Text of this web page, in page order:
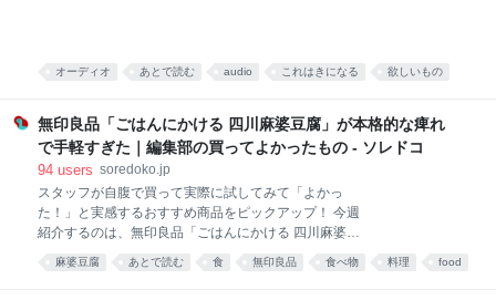
キャラの描かれた、真っ赤な小袋をくれました。 なん
していなか
オーディオ あとで読む audio これはきになる 欲しいもの
無印良品「ごはんにかける 四川麻婆豆腐」が本格的な痺れ
で手軽すぎた｜編集部の買ってよかったもの - ソレドコ
94 users soredoko.jp
スタッフが自腹で買って実際に試してみて「よかっ
た！」と実感するおすすめ商品をピックアップ！ 今週
紹介するのは、無印良品「ごはんにかける 四川麻婆豆
本格四川の味が楽しめます。暑くて料理が億劫な日
麻婆豆腐 あとで読む 食 無印良品 食べ物 料理 food